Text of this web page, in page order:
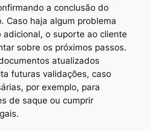
a conclusão do
Caso haja algum problema
adicional, o suporte ao cliente
sobre os próximos passos.
atualizados
futuras validações, caso
por exemplo, para
de saque ou cumprir